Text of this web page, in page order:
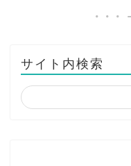
サイト内検索